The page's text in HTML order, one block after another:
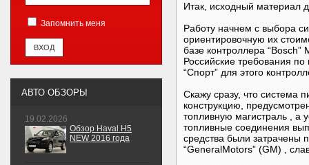
Итак, исходный материал
Работу начнем с выбора
ориентировочную их
базе контроллера
Российские требования
“Спорт” для этого
Скажу сразу, что система
конструкцию,
топливную магистраль , а
топливные соединения
средства были затрачены
“GeneralMotors” (GM) ,
Запомнить меня
АВТО ОБЗОРЫ
19.02.2026
Обзор Haval H5
NEW 2016 года